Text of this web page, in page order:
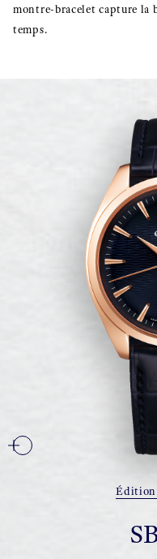
montre-bracelet capture la
temps.
Édition